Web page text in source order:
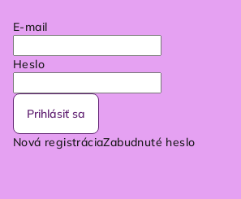
E-mail
Heslo
Prihlásiť sa
Nová registráciaZabudnuté heslo